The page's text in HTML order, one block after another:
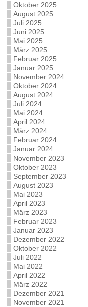
Oktober 2025
August 2025
Juli 2025
Juni 2025
Mai 2025
März 2025
Februar 2025
Januar 2025
November 2024
Oktober 2024
August 2024
Juli 2024
Mai 2024
April 2024
März 2024
Februar 2024
Januar 2024
November 2023
Oktober 2023
September 2023
August 2023
Mai 2023
April 2023
März 2023
Februar 2023
Januar 2023
Dezember 2022
Oktober 2022
Juli 2022
Mai 2022
April 2022
März 2022
Dezember 2021
November 2021